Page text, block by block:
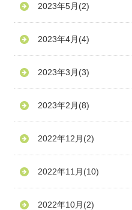
2023年5月 (2)
2023年4月 (4)
2023年3月 (3)
2023年2月 (8)
2022年12月 (2)
2022年11月 (10)
2022年10月 (2)